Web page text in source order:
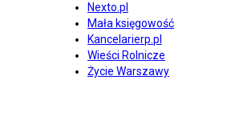
Nexto.pl
Mała księgowość
Kancelarierp.pl
Wieści Rolnicze
Życie Warszawy